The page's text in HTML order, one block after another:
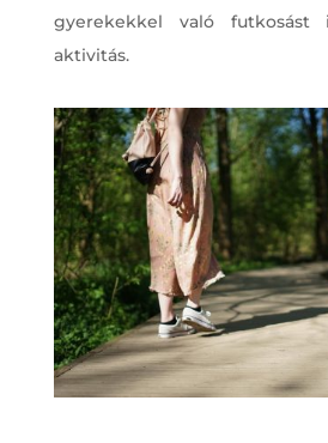
gyerekekkel való
aktivitás.